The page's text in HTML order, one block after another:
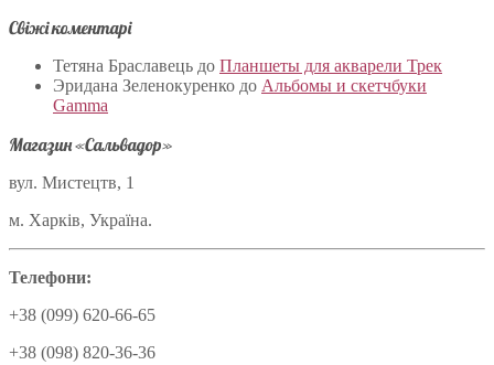
Свіжі коментарі
Тетяна Браславець до Планшеты для акварели Трек
Эридана Зеленокуренко до Альбомы и скетчбуки
Gamma
Магазин «Сальвадор»
вул. Мистецтв, 1
м. Харків, Україна.
Телефони:
+38 (099) 620-66-65
+38 (098) 820-36-36